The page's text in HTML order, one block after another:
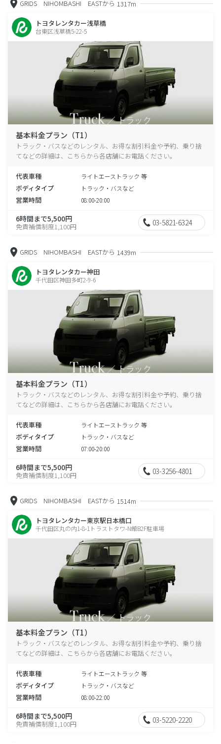
GRIDS NIHOMBASHI EASTから 1317m
トヨタレンタカー浅草橋
台東区浅草橋5-22-5
基本料金プラン（T1）
トラック・バスなどのレンタル、お得な割引料金や予約、乗り捨
てなどの詳細は、こちらから各店舗にお電話ください。
代表車種 ライトエーストラック 等
ボディタイプ トラック・バスなど
営業時間 08:00-20:00
6時間まで5,500円
免責補償制度1,100円 03-5821-6324
GRIDS NIHOMBASHI EASTから 1439m
トヨタレンタカー神田
千代田区神田多町2-9-6
基本料金プラン（T1）
トラック・バスなどのレンタル、お得な割引料金や予約、乗り捨
てなどの詳細は、こちらから各店舗にお電話ください。
代表車種 ライトエーストラック 等
ボディタイプ トラック・バスなど
営業時間 07:00-20:00
6時間まで5,500円
免責補償制度1,100円 03-3256-4801
GRIDS NIHOMBASHI EASTから 1514m
トヨタレンタカー東京駅日本橋口
千代田区丸の内1-8-1トラストタワ-N館B2F駐車場
基本料金プラン（T1）
トラック・バスなどのレンタル、お得な割引料金や予約、乗り捨
てなどの詳細は、こちらから各店舗にお電話ください。
代表車種 ライトエーストラック 等
ボディタイプ トラック・バスなど
営業時間 08:00-22:00
6時間まで5,500円
免責補償制度1,100円 03-5220-2220